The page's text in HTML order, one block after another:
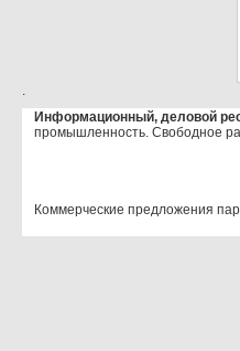
.
Информационный, деловой
промышленность. Свободное
Коммерческие предложения